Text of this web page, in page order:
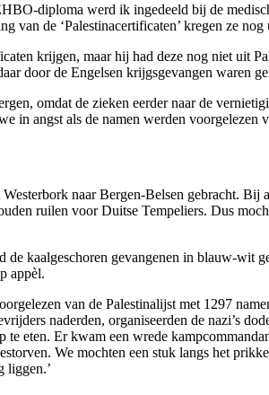
diploma werd ik ingedeeld bij de
de ‘Palestinacertificaten’ kregen ze
krijgen, maar hij had deze nog niet uit
door de Engelsen krijgsgevangen waren
omdat de zieken eerder naar de
in angst als de namen werden voorgelezen
naar Bergen-Belsen gebracht.
ruilen voor Duitse Tempeliers. Dus
kaalgeschoren gevangenen in blauw-wit
appèl.
van de Palestinalijst met 1297
naderden, organiseerden de nazi’s
eten. Er kwam een wrede
We mochten een stuk langs het
liggen.’